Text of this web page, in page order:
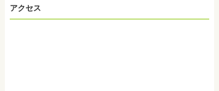
アクセス